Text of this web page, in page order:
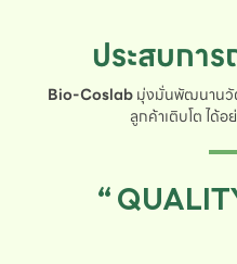
ประสบกา
Bio-Coslabมุ่งมั่นพัฒนานวั
ลูกค้าเติบโต ได้
“